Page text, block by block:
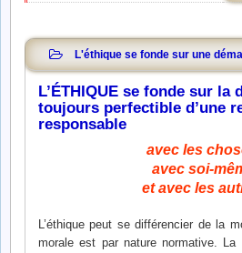
L'éthique se fonde sur une
L’ÉTHIQUE se fonde sur la
toujours perfectible d’une
responsable
avec les
avec soi-
et avec les
L’éthique peut se différencier de la
morale est par nature normative. La